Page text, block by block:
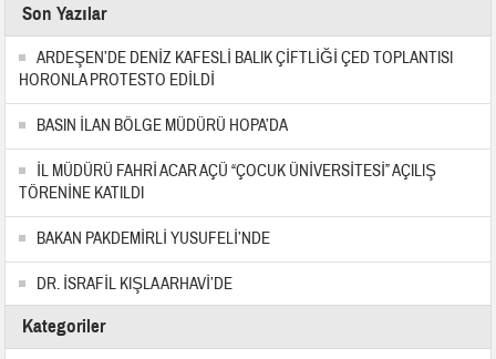
Son Yazılar
ARDEŞEN’DE DENİZ KAFESLİ BALIK ÇİFTLİĞİ ÇED TOPLANTISI
HORONLA PROTESTO EDİLDİ
BASIN İLAN BÖLGE MÜDÜRÜ HOPA’DA
İL MÜDÜRÜ FAHRİ ACAR AÇÜ “ÇOCUK ÜNİVERSİTESİ” AÇILIŞ
TÖRENİNE KATILDI
BAKAN PAKDEMİRLİ YUSUFELİ’NDE
DR. İSRAFİL KIŞLA ARHAVİ’DE
Kategoriler